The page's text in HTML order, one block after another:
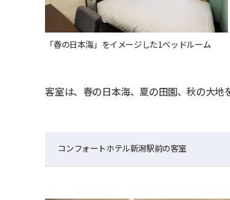
「春の日本海」をイメージした1ベッドルーム
客室は、春の日本海、夏の田園、秋の大地
コンフォートホテル新潟駅前の客室